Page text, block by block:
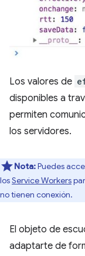
Los valores de
disponibles a
permiten
los servidores.
Nota:Puedes
losService Workers
no tienen conexión.
El objeto de
adaptarte de